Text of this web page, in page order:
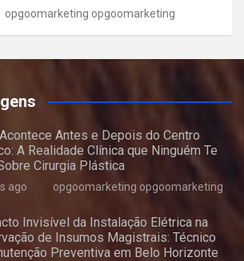
opgoomarketing opgoomarketing
Antes e Depois do Centro
A Realidade Clínica que Ninguém Te
Cirurgia Plástica
ago opgoomarketing opgoomarketing
Invisível da Instalação Elétrica na
de Insumos Magistrais: Técnico
Preventiva em Belo Horizonte